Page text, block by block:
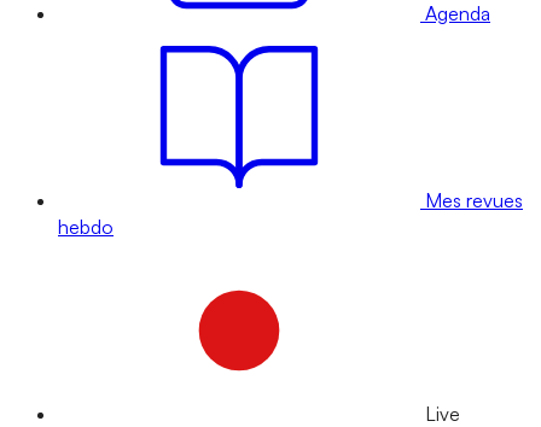
Agenda
Mes revues
hebdo
Live